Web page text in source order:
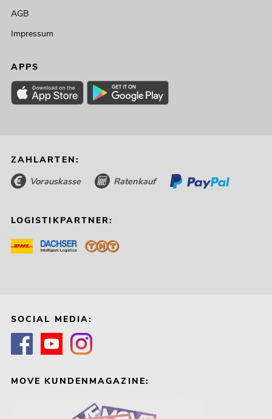
AGB
Impressum
APPS
ZAHLARTEN:
Vorauskasse Ratenkauf
LOGISTIKPARTNER:
SOCIAL MEDIA:
MOVE KUNDENMAGAZINE: